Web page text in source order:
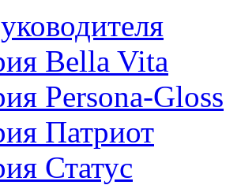
Bella Vita
Persona-Gloss
Патриот
Статус